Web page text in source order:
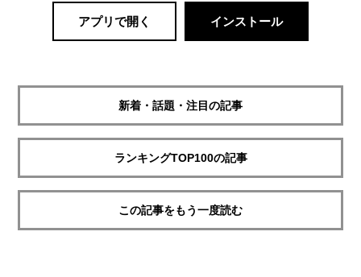
アプリで開く インストール
新着・話題・注目の記事
ランキングTOP100の記事
この記事をもう一度読む